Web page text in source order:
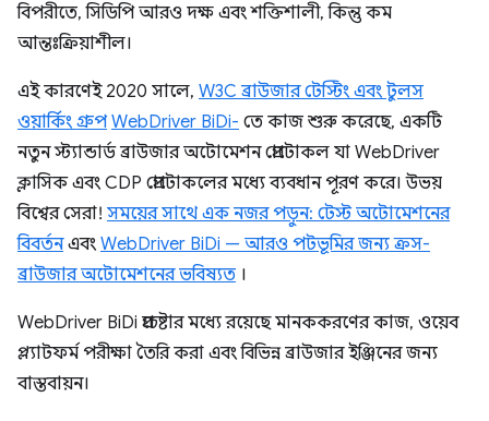
বিপরীতে, সিডিপি আরও দক্ষ এবং শক্তিশালী, কিন্তু কম
আন্তঃক্রিয়াশীল।
এই কারণেই 2020 সালে, W3C ব্রাউজার টেস্টিং এবং টুলস
ওয়ার্কিং গ্রুপ WebDriver BiDi- তে কাজ শুরু করেছে, একটি
নতুন স্ট্যান্ডার্ড ব্রাউজার অটোমেশন প্রোটোকল যা WebDriver
ক্লাসিক এবং CDP প্রোটোকলের মধ্যে ব্যবধান পূরণ করে। উভয়
বিশ্বের সেরা! সময়ের সাথে এক নজর পড়ুন: টেস্ট অটোমেশনের
বিবর্তনএবং WebDriver BiDi — আরও পটভূমির জন্য ক্রস-
ব্রাউজার অটোমেশনের ভবিষ্যত ।
WebDriver BiDi প্রচেষ্টার মধ্যে রয়েছে মানককরণের কাজ, ওয়েব
প্ল্যাটফর্ম পরীক্ষা তৈরি করা এবং বিভিন্ন ব্রাউজার ইঞ্জিনের জন্য
বাস্তবায়ন।